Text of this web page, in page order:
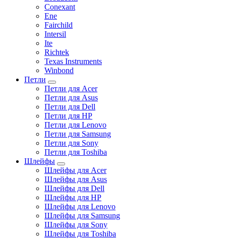
Conexant
Ene
Fairchild
Intersil
Ite
Richtek
Texas Instruments
Winbond
Петли
Петли для Acer
Петли для Asus
Петли для Dell
Петли для HP
Петли для Lenovo
Петли для Samsung
Петли для Sony
Петли для Toshiba
Шлейфы
Шлейфы для Acer
Шлейфы для Asus
Шлейфы для Dell
Шлейфы для HP
Шлейфы для Lenovo
Шлейфы для Samsung
Шлейфы для Sony
Шлейфы для Toshiba